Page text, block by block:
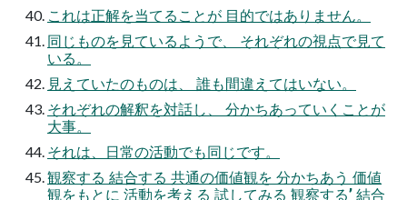
これは正解を当てることが 目的ではありません。
同じものを見ているようで、 それぞれの視点で見て
いる。
見えていたのものは、 誰も間違えてはいない。
それぞれの解釈を対話し、 分かちあっていくことが
大事。
それは、日常の活動でも同じです。
観察する 結合する 共通の価値観を 分かちあう 価値
観をもとに 活動を考える 試してみる 観察する’ 結合